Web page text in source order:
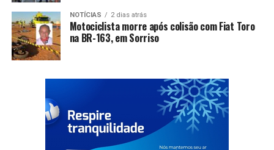
NOTÍCIAS 2 dias atrás
Motociclista morre após colisão com Fiat Toro
na BR-163, em Sorriso